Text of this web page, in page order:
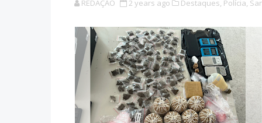
REDAÇÃO 2 years ago Destaques, Polícia,